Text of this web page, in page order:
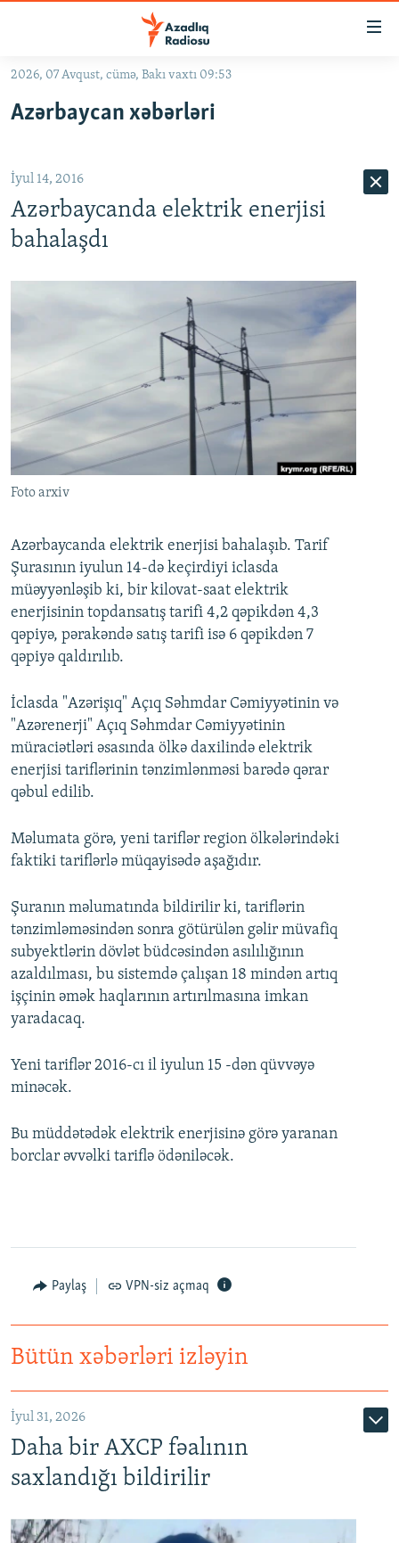
Əsas
qayıt
qayıt
Axtarışa
keç
#ƏSLINDƏ
FƏRQƏ BAX
QANUNI DOĞRU
İNFOQRAFIKA
KARIKATURA
AZƏRBAYCAN ƏDƏBIYYATI KITABXANASI
İSLAM VƏ DEMOKRATIYA
HAQQIMIZDA
MISSIYAMIZ
PEŞƏ ETIKASI VƏ JURNALISTIKA STANDARTLARIMIZ
BIZIMLƏ ƏLAQƏ
XƏBƏR BÜLLETENLƏRIMIZ
BIZI IZLƏ
2026, 07 Avqust, cümə, Bakı vaxtı 09:53
Azərbaycan xəbərləri
İyul 14, 2016
Azərbaycanda elektrik enerjisi
bahalaşdı
Foto arxiv
Azərbaycanda elektrik enerjisi bahalaşıb. Tarif
Şurasının iyulun 14-də keçirdiyi iclasda
müəyyənləşib ki, bir kilovat-saat elektrik
enerjisinin topdansatış tarifi 4,2 qəpikdən 4,3
qəpiyə, pərakəndə satış tarifi isə 6 qəpikdən 7
qəpiyə qaldırılıb.
İclasda "Azərişıq" Açıq Səhmdar Cəmiyyətinin və
"Azərenerji" Açıq Səhmdar Cəmiyyətinin
müraciətləri əsasında ölkə daxilində elektrik
enerjisi tariflərinin tənzimlənməsi barədə qərar
qəbul edilib.
Məlumata görə, yeni tariflər region ölkələrindəki
faktiki tariflərlə müqayisədə aşağıdır.
Şuranın məlumatında bildirilir ki, tariflərin
tənzimləməsindən sonra götürülən gəlir müvafiq
subyektlərin dövlət büdcəsindən asılılığının
azaldılması, bu sistemdə çalışan 18 mindən artıq
işçinin əmək haqlarının artırılmasına imkan
yaradacaq.
Yeni tariflər 2016-cı il iyulun 15 -dən qüvvəyə
minəcək.
Bu müddətədək elektrik enerjisinə görə yaranan
borclar əvvəlki tariflə ödəniləcək.
Paylaş VPN-siz açmaq
Bütün xəbərləri izləyin
İyul 31, 2026
Daha bir AXCP fəalının
saxlandığı bildirilir